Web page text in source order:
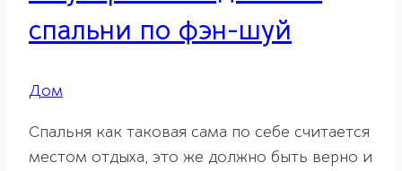
спальни по фэн-шуй
Дом
Спальня как таковая сама по себе считается
местом отдыха, это же должно быть верно и